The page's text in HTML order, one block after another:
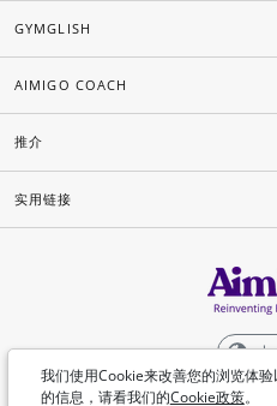
我们使用Cookie来改善您的浏览体
的信息，请看我们的Cookie政策。
GYMGLISH
AIMIGO COACH
推介
实用链接